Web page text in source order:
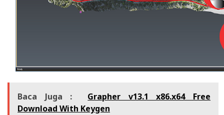
Baca Juga :
Grapher v13.1 x86.x64 Free
Download With Keygen